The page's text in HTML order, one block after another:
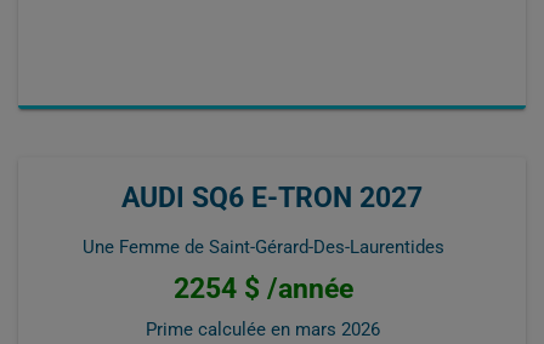
AUDI SQ6 E-TRON 2027
Une Femme de Saint-Gérard-Des-Laurentides
2254 $ /année
Prime calculée en mars 2026